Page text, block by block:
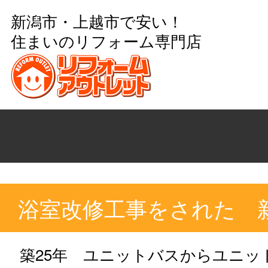
新潟市・上越市で安い！
住まいのリフォーム専門店
浴室改修工事をされた
築25年 ユニットバスからユニッ